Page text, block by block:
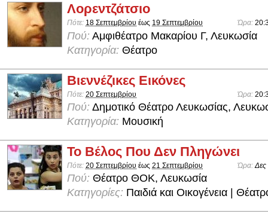
Λορεντζάτσιο
Πότε: 18 Σεπτεμβρίου έως 19 Σεπτεμβρίου Ώρα:
Πού: Αμφιθέατρο Μακαρίου Γ, Λευκωσία
Κατηγορία: Θέατρο
Βιεννέζικες Εικόνες
Πότε: 20 Σεπτεμβρίου Ώρα:
Πού: Δημοτικό Θέατρο Λευκωσίας,
Κατηγορία: Μουσική
Το Βέλος Που Δεν Πληγώνει
Πότε: 20 Σεπτεμβρίου έως 21 Σεπτεμβρίου Ώρα: Δες
Πού: Θέατρο ΘΟΚ, Λευκωσία
Κατηγορίες: Παιδιά και Οικογένεια |